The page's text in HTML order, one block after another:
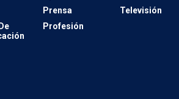
Prensa
Profesión
Televisión